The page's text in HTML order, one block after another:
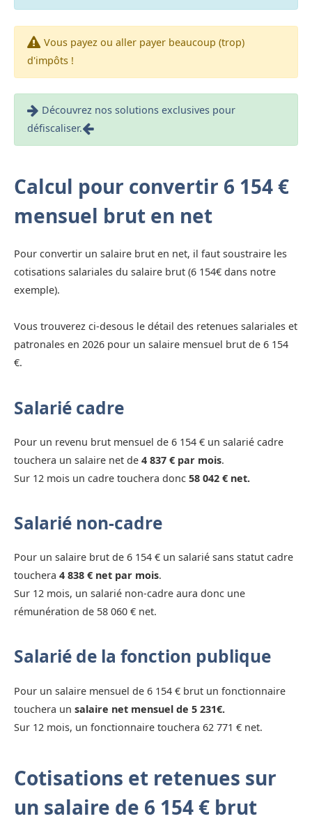
Vous payez ou aller payer beaucoup (trop)
d'impôts !
Découvrez nos solutions exclusives pour
défiscaliser.
Calcul pour convertir 6 154 €
mensuel brut en net
Pour convertir un salaire brut en net, il faut soustraire les
cotisations salariales du salaire brut (6 154€ dans notre
exemple).
Vous trouverez ci-desous le détail des retenues salariales et
patronales en 2026 pour un salaire mensuel brut de 6 154
€.
Salarié cadre
Pour un revenu brut mensuel de 6 154 € un salarié cadre
touchera un salaire net de 4 837 € par mois.
Sur 12 mois un cadre touchera donc 58 042 € net.
Salarié non-cadre
Pour un salaire brut de 6 154 € un salarié sans statut cadre
touchera 4 838 € net par mois.
Sur 12 mois, un salarié non-cadre aura donc une
rémunération de 58 060 € net.
Salarié de la fonction publique
Pour un salaire mensuel de 6 154 € brut un fonctionnaire
touchera un salaire net mensuel de 5 231€.
Sur 12 mois, un fonctionnaire touchera 62 771 € net.
Cotisations et retenues sur
un salaire de 6 154 € brut